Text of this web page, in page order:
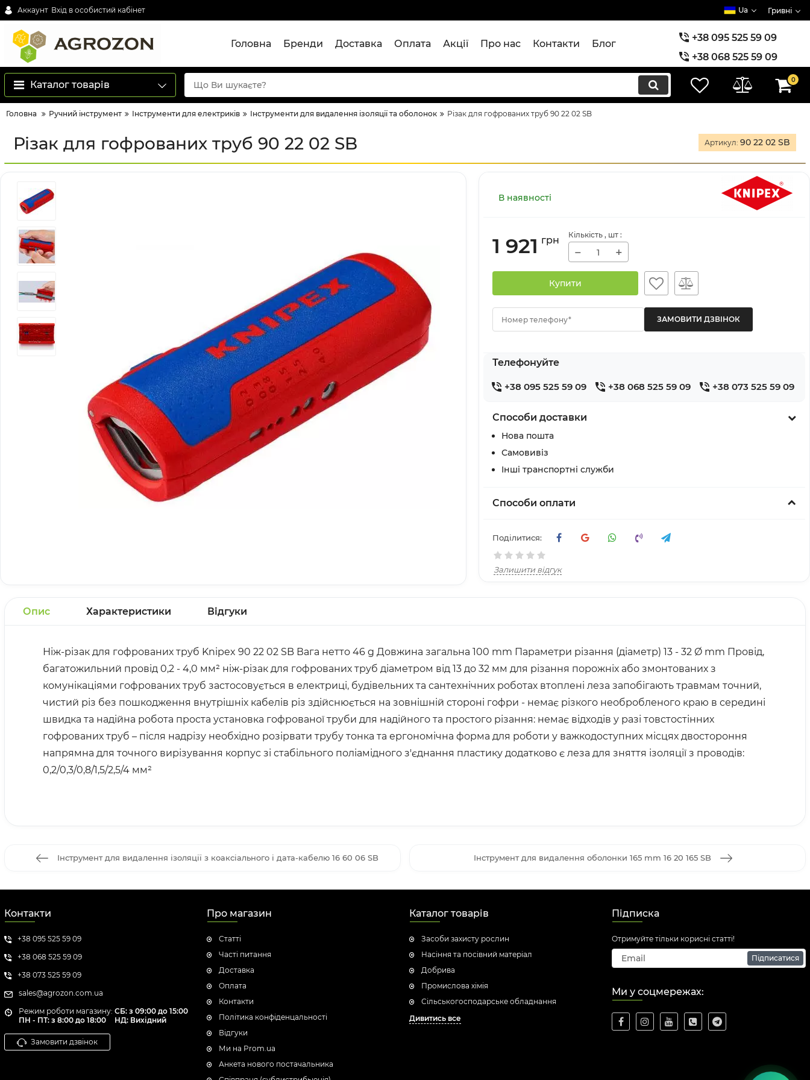
Аккаунт Вхід в особистий кабінет Ua Гривні
Головна Бренди Доставка Оплата Акції Про нас Контакти Блог
+38 095 525 59 09
+38 068 525 59 09
+38 073 525 59 09
Каталог товарів 0
Головна Ручний інструмент Інструменти для електриків Інструменти для видалення ізоляції та оболонок Різак для гофрованих труб 90 22 02 SB
Різак для гофрованих труб 90 22 02 SB Артикул: 90 22 02 SB
В наявності
1 921 грн Кількість , шт :
− +
Купити
Номер телефону*
Телефонуйте
+38 095 525 59 09 +38 068 525 59 09 +38 073 525 59 09
Способи доставки
Нова пошта
Самовивіз
Інші транспортні служби
Способи оплати
Поділитися:
Залишити відгук
Опис Характеристики Відгуки
Ніж-різак для гофрованих труб Knipex 90 22 02 SB Вага нетто 46 g Довжина загальна 100 mm Параметри різання (діаметр) 13 - 32 Ø mm Провід,
багатожильний провід 0,2 - 4,0 мм² ніж-різак для гофрованих труб діаметром від 13 до 32 мм для різання порожніх або змонтованих з
комунікаціями гофрованих труб застосовується в електриці, будівельних та сантехнічних роботах втоплені леза запобігають травмам точний,
чистий різ без пошкодження внутрішніх кабелів різ здійснюється на зовнішній стороні гофри - немає різкого необробленого краю в середині
швидка та надійна робота проста установка гофрованої труби для надійного та простого різання: немає відходів у разі товстостінних
гофрованих труб – після надрізу необхідно розірвати трубу тонка та ергономічна форма для роботи у важкодоступних місцях двостороння
напрямна для точного вирізування корпус зі стабільного поліамідного з'єднання пластику додатково є леза для зняття ізоляції з проводів:
0,2/0,3/0,8/1,5/2,5/4 мм²
Інструмент для видалення ізоляції з коаксіального і дата-кабелю 16 60 06 SB Інструмент для видалення оболонки 165 mm 16 20 165 SB
Контакти
+38 095 525 59 09
+38 068 525 59 09
+38 073 525 59 09
sales@agrozon.com.ua
Режим роботи магазину:
ПН - ПТ: з 8:00 до 18:00
СБ: з 09:00 до 15:00
НД: Вихідний
Замовити дзвінок
Про магазин
Статті
Часті питання
Доставка
Оплата
Контакти
Політика конфіденцальності
Відгуки
Ми на Prom.ua
Анкета нового постачальника
Каталог товарів
Засоби захисту рослин
Насіння та посівний матеріал
Добрива
Промислова хімія
Сільськогосподарське обладнання
Дивитись все
Підписка
Отримуйте тільки корисні статті!
Підписатися
Ми у соцмережах: